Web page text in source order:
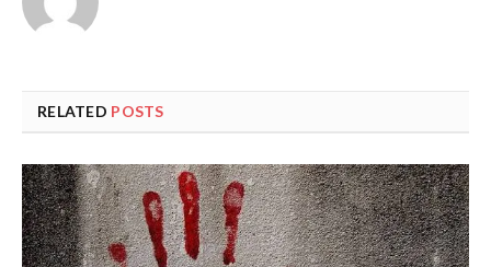
RELATED POSTS